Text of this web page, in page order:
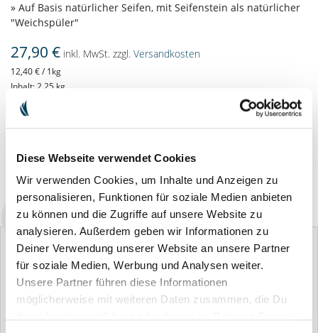
Diese Webseite verwendet Cookies
Wir verwenden Cookies, um Inhalte und Anzeigen zu
personalisieren, Funktionen für soziale Medien anbieten
zu können und die Zugriffe auf unsere Website zu
analysieren. Außerdem geben wir Informationen zu
Deiner Verwendung unserer Website an unsere Partner
für soziale Medien, Werbung und Analysen weiter.
Unsere Partner führen diese Informationen
möglicherweise mit weiteren Daten zusammen, die Du
» Auf Basis natürlicher Seifen, mit Seifenstein als natürlicher
"Weichspüler"
27,90 € inkl. MwSt. zzgl. Versandkosten
12,40 € / 1kg
Inhalt: 2.25 kg
IN DEN WARENKORB
Verfügbarkeit: sofort lieferbar